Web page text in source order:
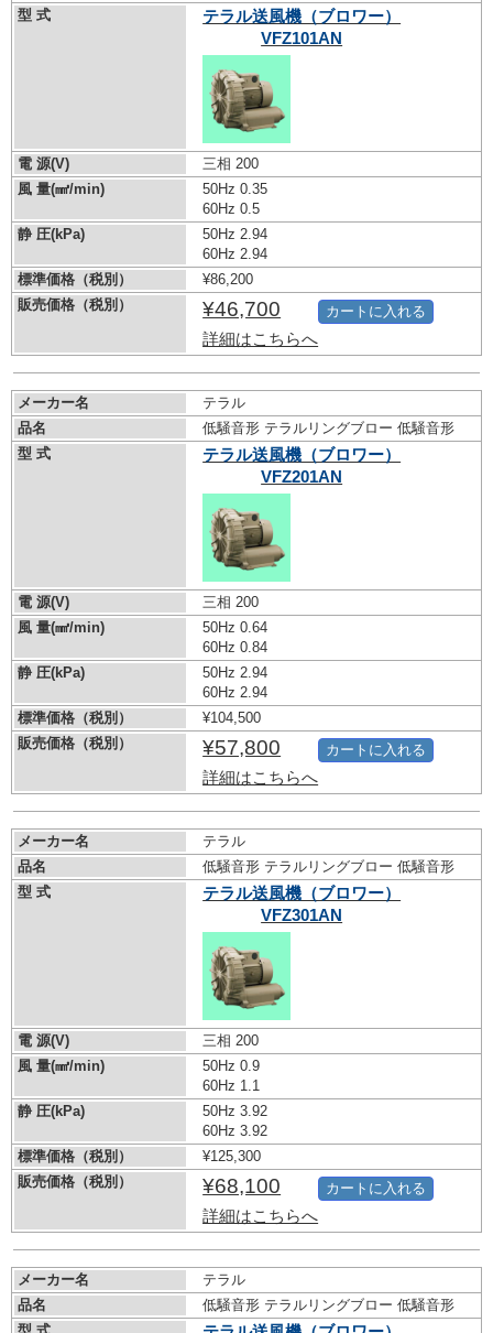
型 式
テラル送風機（ブロワー）
VFZ101AN
電 源(V)
三相 200
風 量(㎣/min)
50Hz 0.35
60Hz 0.5
静 圧(kPa)
50Hz 2.94
60Hz 2.94
標準価格（税別）
¥86,200
販売価格（税別）
¥46,700
詳細はこちらへ
カートに入れる
メーカー名
テラル
品名
低騒音形 テラルリングブロー 低騒音形
型 式
テラル送風機（ブロワー）
VFZ201AN
電 源(V)
三相 200
風 量(㎣/min)
50Hz 0.64
60Hz 0.84
静 圧(kPa)
50Hz 2.94
60Hz 2.94
標準価格（税別）
¥104,500
販売価格（税別）
¥57,800
詳細はこちらへ
カートに入れる
メーカー名
テラル
品名
低騒音形 テラルリングブロー 低騒音形
型 式
テラル送風機（ブロワー）
VFZ301AN
電 源(V)
三相 200
風 量(㎣/min)
50Hz 0.9
60Hz 1.1
静 圧(kPa)
50Hz 3.92
60Hz 3.92
標準価格（税別）
¥125,300
販売価格（税別）
¥68,100
詳細はこちらへ
カートに入れる
メーカー名
テラル
品名
低騒音形 テラルリングブロー 低騒音形